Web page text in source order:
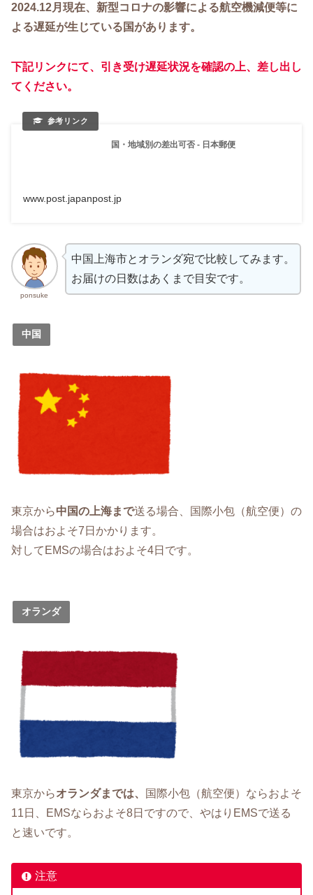
2024.12月現在、新型コロナの影響による航空機減便等に
よる遅延が生じている国があります。
下記リンクにて、引き受け遅延状況を確認の上、差し出し
てください。
国・地域別の差出可否 - 日本郵便
www.post.japanpost.jp
ponsuke
中国上海市とオランダ宛で比較してみます。
お届けの日数はあくまで目安です。
中国
東京から中国の上海まで送る場合、国際小包（航空便）の
場合はおよそ7日かかります。
対してEMSの場合はおよそ4日です。
オランダ
東京からオランダまでは、
国際小包（航空便）ならおよそ
11日、EMSならおよそ8日ですので、やはりEMSで送る
と速いです。
注意